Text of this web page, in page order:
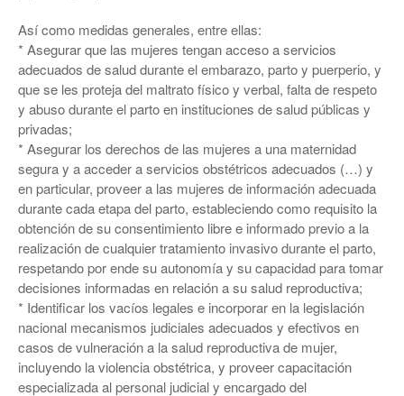
Así como medidas generales, entre ellas:
* Asegurar que las mujeres tengan acceso a servicios
adecuados de salud durante el embarazo, parto y puerperio, y
que se les proteja del maltrato físico y verbal, falta de respeto
y abuso durante el parto en instituciones de salud públicas y
privadas;
* Asegurar los derechos de las mujeres a una maternidad
segura y a acceder a servicios obstétricos adecuados (…) y
en particular, proveer a las mujeres de información adecuada
durante cada etapa del parto, estableciendo como requisito la
obtención de su consentimiento libre e informado previo a la
realización de cualquier tratamiento invasivo durante el parto,
respetando por ende su autonomía y su capacidad para tomar
decisiones informadas en relación a su salud reproductiva;
* Identificar los vacíos legales e incorporar en la legislación
nacional mecanismos judiciales adecuados y efectivos en
casos de vulneración a la salud reproductiva de mujer,
incluyendo la violencia obstétrica, y proveer capacitación
especializada al personal judicial y encargado del